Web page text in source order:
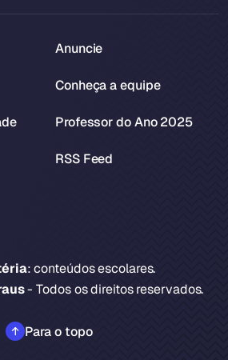
: conteúdos escolares.
- Todos os direitos reservados.
Para o topo
Anuncie
Conheça a equipe
Professor do Ano 2025
RSS Feed